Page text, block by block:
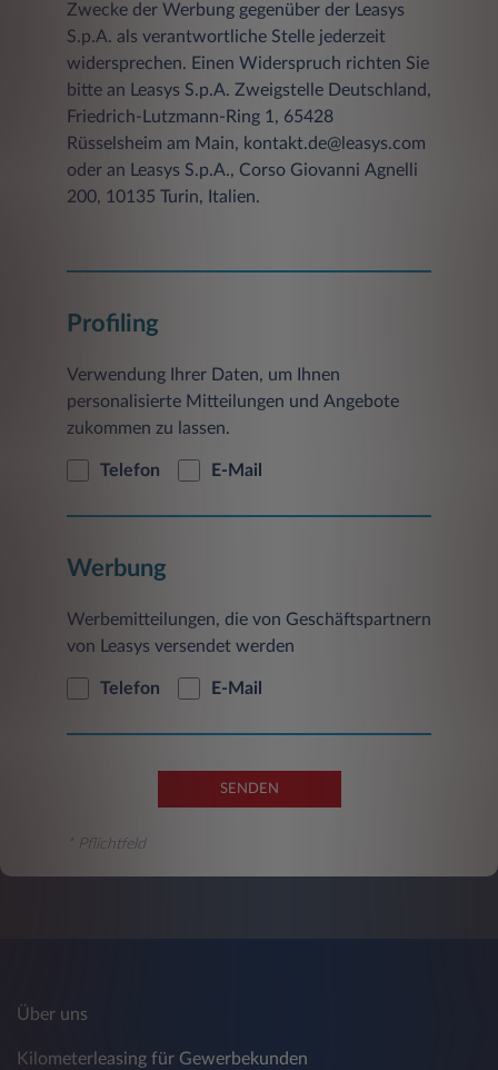
Zwecke der Werbung gegenüber der Leasys
S.p.A. als verantwortliche Stelle jederzeit
widersprechen. Einen Widerspruch richten Sie
bitte an Leasys S.p.A. Zweigstelle Deutschland,
Friedrich-Lutzmann-Ring 1, 65428
Rüsselsheim am Main, kontakt.de@leasys.com
oder an Leasys S.p.A., Corso Giovanni Agnelli
200, 10135 Turin, Italien.
Profiling
Verwendung Ihrer Daten, um Ihnen
personalisierte Mitteilungen und Angebote
zukommen zu lassen.
Telefon E-Mail
Werbung
Werbemitteilungen, die von Geschäftspartnern
von Leasys versendet werden
Telefon E-Mail
SENDEN
* Pflichtfeld
Über uns
Kilometerleasing für Gewerbekunden